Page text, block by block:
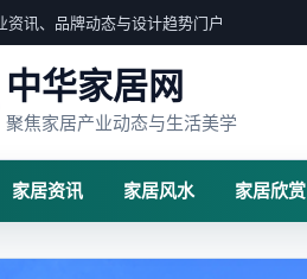
资讯、品牌动态与设计趋势门户
中华家居网
聚焦家居产业动态与生活美学
家居资讯 家居风水 家居欣赏